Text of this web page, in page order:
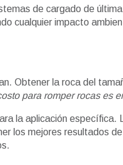
de cargado de
cualquier impacto
Obtener la roca del
para romper rocas es
la aplicación
los mejores resultados